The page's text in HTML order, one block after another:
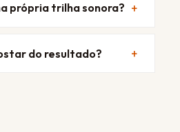
própria trilha sonora?
do resultado?